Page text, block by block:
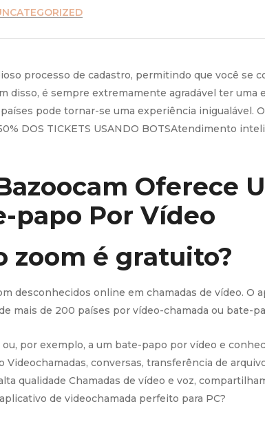
processo de cadastro, permitindo que você
disso, é sempre extremamente agradável ter
pode tornar-se uma experiência
DOS TICKETS USANDO BOTSAtendimento
Oferece
papo Por Vídeo
zoom é gratuito?
desconhecidos online em chamadas de vídeo.
mais de 200 países por vídeo-chamada ou bate-
por exemplo, a um bate-papo por vídeo e
conversas, transferência de
qualidade Chamadas de vídeo e voz,
de videochamada perfeito para PC?